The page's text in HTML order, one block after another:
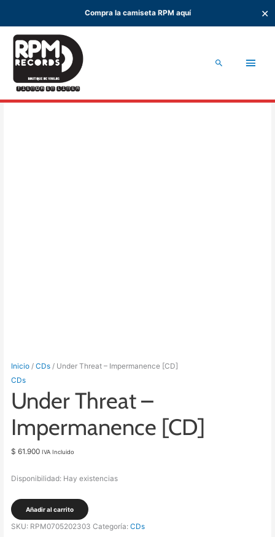
Compra la camiseta RPM aquí ✕
contenido
Buscar
Inicio /CDs / Under Threat – Impermanence [CD]
CDs
Under Threat –
Impermanence [CD]
$ 61.900 IVA Incluido
Disponibilidad: Hay existencias
Under
Threat
Añadir al carrito
SKU: RPM0705202303 Categoría:CDs